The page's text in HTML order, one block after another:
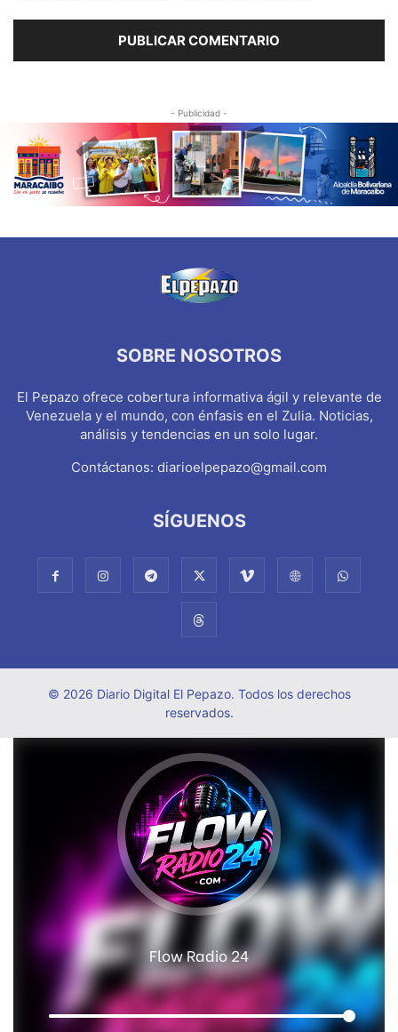
- Publicidad -
SOBRE NOSOTROS
El Pepazo ofrece cobertura informativa ágil y relevante de
Venezuela y el mundo, con énfasis en el Zulia. Noticias,
análisis y tendencias en un solo lugar.
Contáctanos: diarioelpepazo@gmail.com
SÍGUENOS
© 2026 Diario Digital El Pepazo. Todos los derechos
reservados.